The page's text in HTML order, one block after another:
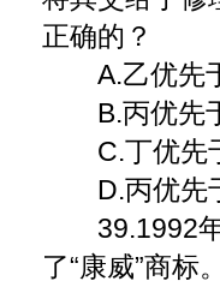
正确的？
A.乙优先
B.丙优先
C.丁优先
D.丙优先
39.1992年2
了“康威”商标